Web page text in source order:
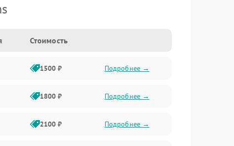
Стоимость
1500 ₽ Подробнее →
1800 ₽ Подробнее →
2100 ₽ Подробнее →